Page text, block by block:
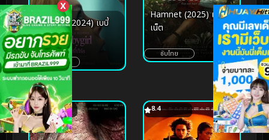
X
Babygirl (2024) เบบี้
เกิร์ล
เสียงโรง
Hamnet (2025) แฮม
เน็ต
ซับไทย
3.6 8.4